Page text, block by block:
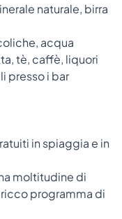
naturale, birra
acqua
tè, caffè, liquori
presso i bar
in spiaggia e in
moltitudine di
programma di